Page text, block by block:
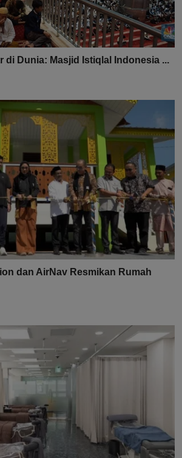
di Dunia: Masjid Istiqlal Indonesia ...
dan AirNav Resmikan Rumah